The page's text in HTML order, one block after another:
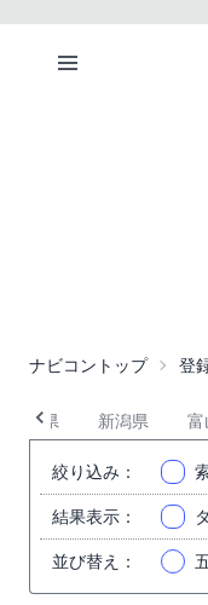
ナビコントップ 登
長野県 新潟県 富
絞り込み ：
結果表示 ：
並び替え ：